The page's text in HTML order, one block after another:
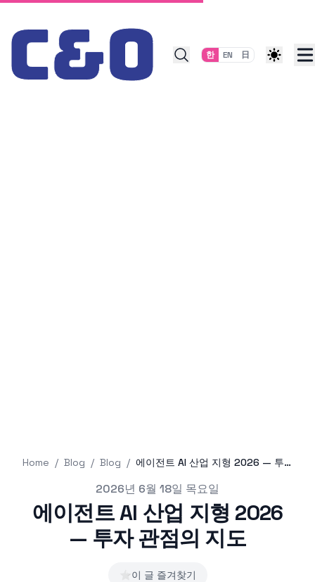
Skip to content
한 EN 日
Home / Blog / Blog / 에이전트 AI 산업 지형 2026 — 투자 관점의 지도
2026년 6월 18일 목요일
에이전트 AI 산업 지형 2026
— 투자 관점의 지도
⭐이 글 즐겨찾기